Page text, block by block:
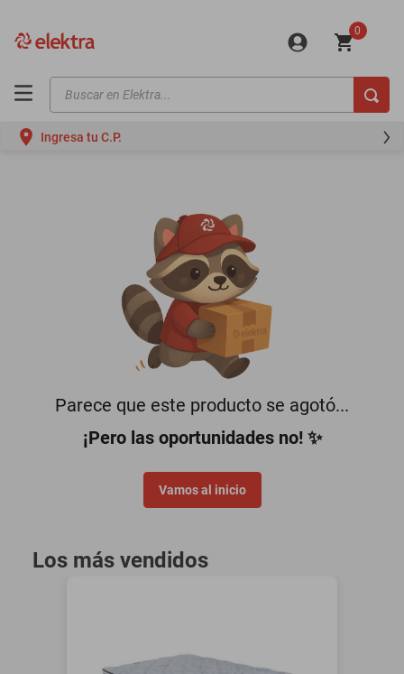
0
Buscar en Elektra...
Ingresa tu C.P.
Parece que este producto se agotó...
¡Pero las oportunidades no! ✨
Vamos al inicio
Los más vendidos
motos
oppo
motoneta